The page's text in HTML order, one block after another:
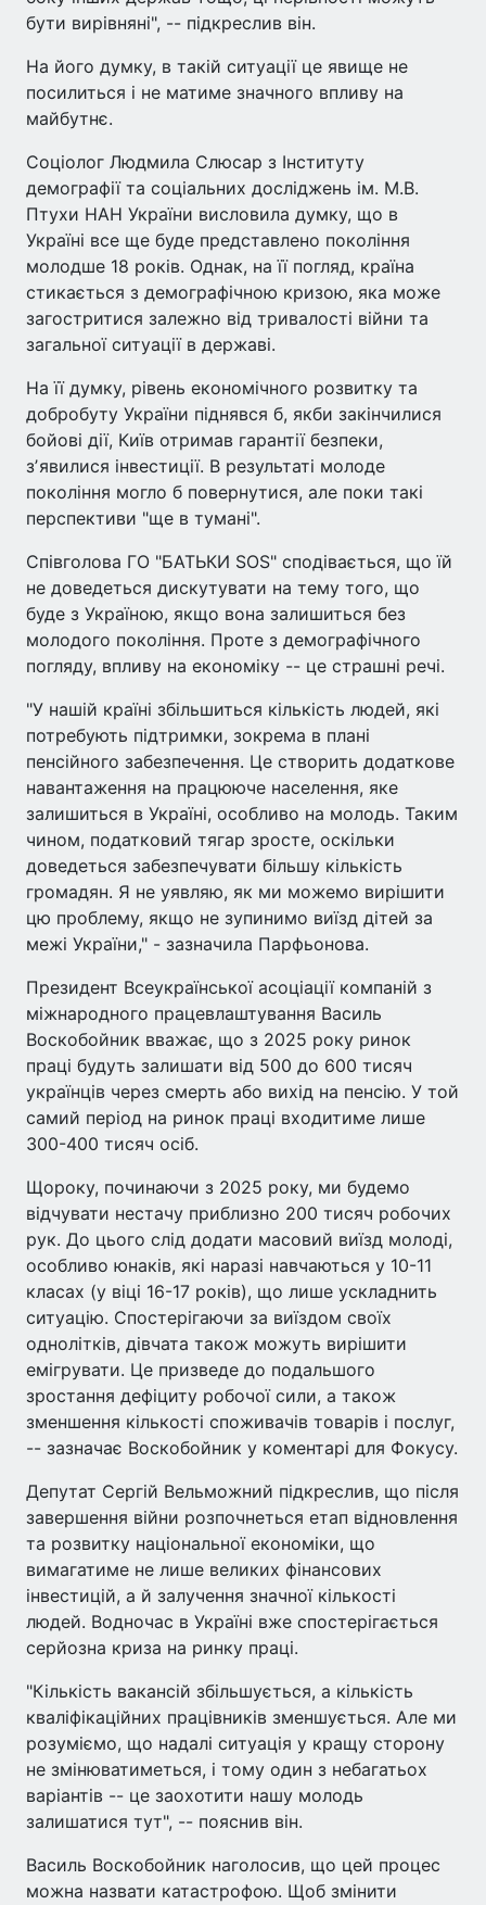
бути вирівняні", -- підкреслив він.
На його думку, в такій ситуації це явище не
посилиться і не матиме значного впливу на
майбутнє.
Соціолог Людмила Слюсар з Інституту
демографії та соціальних досліджень ім. М.В.
Птухи НАН України висловила думку, що в
Україні все ще буде представлено покоління
молодше 18 років. Однак, на її погляд, країна
стикається з демографічною кризою, яка може
загостритися залежно від тривалості війни та
загальної ситуації в державі.
На її думку, рівень економічного розвитку та
добробуту України піднявся б, якби закінчилися
бойові дії, Київ отримав гарантії безпеки,
зʼявилися інвестиції. В результаті молоде
покоління могло б повернутися, але поки такі
перспективи "ще в тумані".
Співголова ГО "БАТЬКИ SOS" сподівається, що їй
не доведеться дискутувати на тему того, що
буде з Україною, якщо вона залишиться без
молодого покоління. Проте з демографічного
погляду, впливу на економіку -- це страшні речі.
"У нашій країні збільшиться кількість людей, які
потребують підтримки, зокрема в плані
пенсійного забезпечення. Це створить додаткове
навантаження на працююче населення, яке
залишиться в Україні, особливо на молодь. Таким
чином, податковий тягар зросте, оскільки
доведеться забезпечувати більшу кількість
громадян. Я не уявляю, як ми можемо вирішити
цю проблему, якщо не зупинимо виїзд дітей за
межі України," - зазначила Парфьонова.
Президент Всеукраїнської асоціації компаній з
міжнародного працевлаштування Василь
Воскобойник вважає, що з 2025 року ринок
праці будуть залишати від 500 до 600 тисяч
українців через смерть або вихід на пенсію. У той
самий період на ринок праці входитиме лише
300-400 тисяч осіб.
Щороку, починаючи з 2025 року, ми будемо
відчувати нестачу приблизно 200 тисяч робочих
рук. До цього слід додати масовий виїзд молоді,
особливо юнаків, які наразі навчаються у 10-11
класах (у віці 16-17 років), що лише ускладнить
ситуацію. Спостерігаючи за виїздом своїх
однолітків, дівчата також можуть вирішити
емігрувати. Це призведе до подальшого
зростання дефіциту робочої сили, а також
зменшення кількості споживачів товарів і послуг,
-- зазначає Воскобойник у коментарі для Фокусу.
Депутат Сергій Вельможний підкреслив, що після
завершення війни розпочнеться етап відновлення
та розвитку національної економіки, що
вимагатиме не лише великих фінансових
інвестицій, а й залучення значної кількості
людей. Водночас в Україні вже спостерігається
серйозна криза на ринку праці.
"Кількість вакансій збільшується, а кількість
кваліфікаційних працівників зменшується. Але ми
розуміємо, що надалі ситуація у кращу сторону
не змінюватиметься, і тому один з небагатьох
варіантів -- це заохотити нашу молодь
залишатися тут", -- пояснив він.
Василь Воскобойник наголосив, що цей процес
можна назвати катастрофою. Щоб змінити